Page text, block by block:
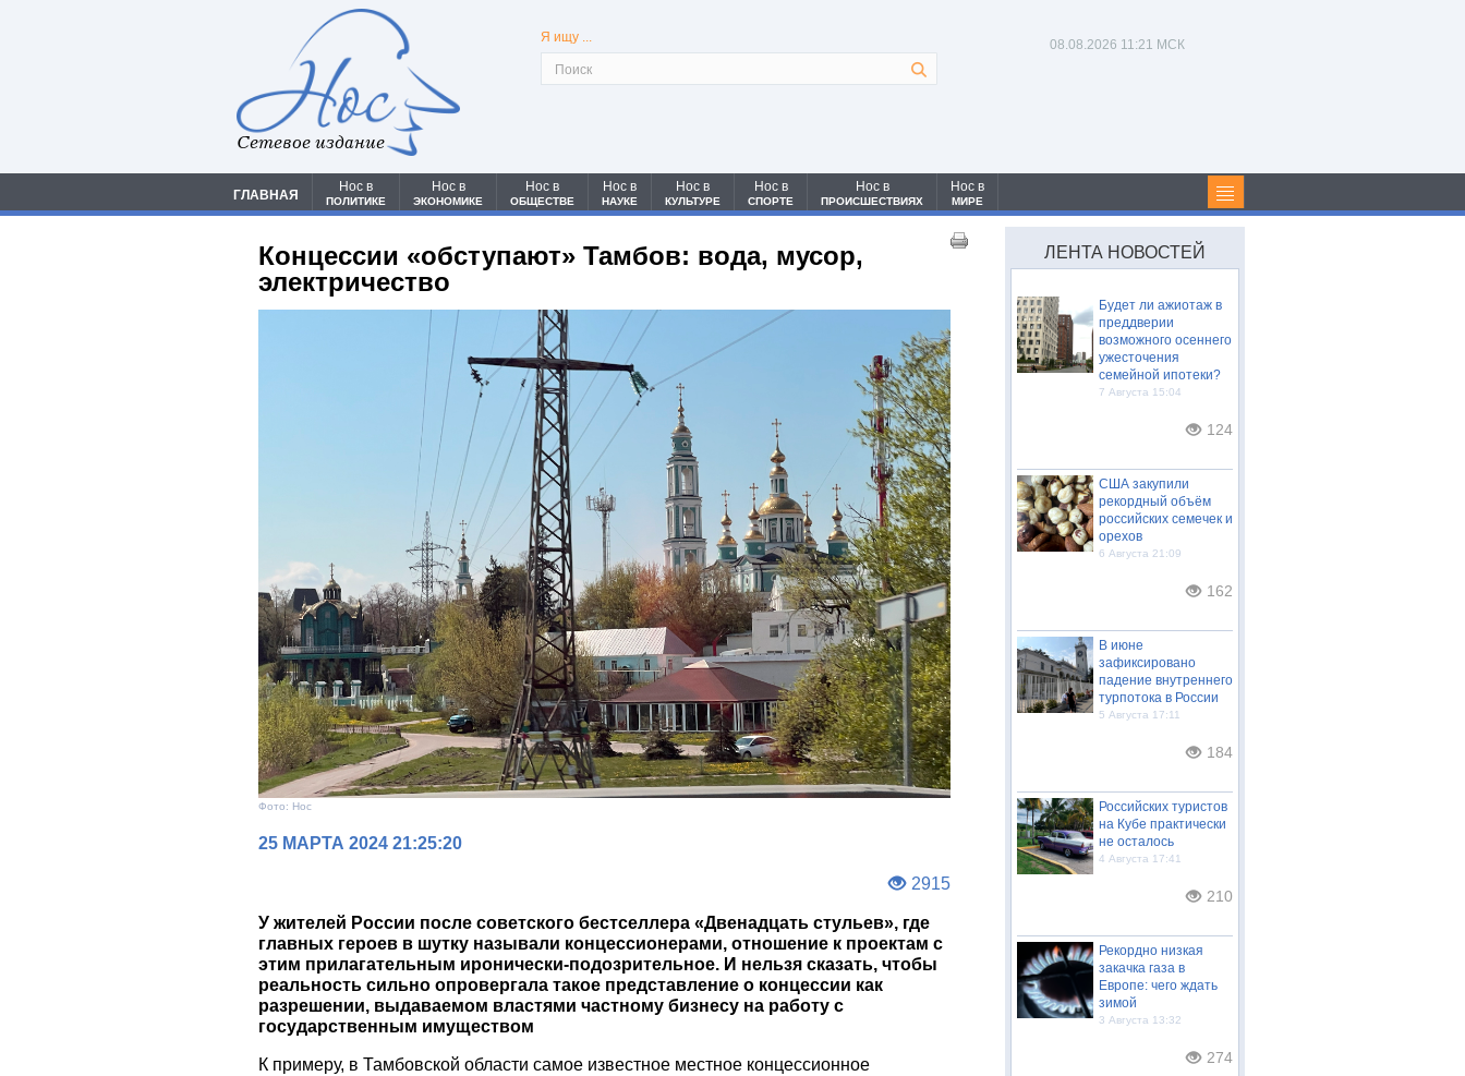
Сетевое издание
Я ищу ... 08.08.2026 11:21 МСК
ГЛАВНАЯ
Нос в
ПОЛИТИКЕ
Нос в
ЭКОНОМИКЕ
Нос в
ОБЩЕСТВЕ
Нос в
НАУКЕ
Нос в
КУЛЬТУРЕ
Нос в
СПОРТЕ
Нос в
ПРОИСШЕСТВИЯХ
Нос в
МИРЕ
Концессии «обступают» Тамбов: вода, мусор,
электричество
Фото: Нос
25 МАРТА 2024 21:25:20
2915
У жителей России после советского бестселлера «Двенадцать стульев», где
главных героев в шутку называли концессионерами, отношение к проектам с
этим прилагательным иронически-подозрительное. И нельзя сказать, чтобы
реальность сильно опровергала такое представление о концессии как
разрешении, выдаваемом властями частному бизнесу на работу с
государственным имуществом
К примеру, в Тамбовской области самое известное местное концессионное
ЛЕНТА НОВОСТЕЙ
Будет ли ажиотаж в
преддверии
возможного осеннего
ужесточения
семейной ипотеки?
7 Августа 15:04
124
США закупили
рекордный объём
российских семечек и
орехов
6 Августа 21:09
162
В июне
зафиксировано
падение внутреннего
турпотока в России
5 Августа 17:11
184
Российских туристов
на Кубе практически
не осталось
4 Августа 17:41
210
Рекордно низкая
закачка газа в
Европе: чего ждать
зимой
3 Августа 13:32
274